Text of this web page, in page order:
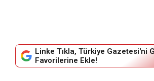
Linke Tıkla, Türkiye Gazetesi'ni
Favorilerine Ekle!